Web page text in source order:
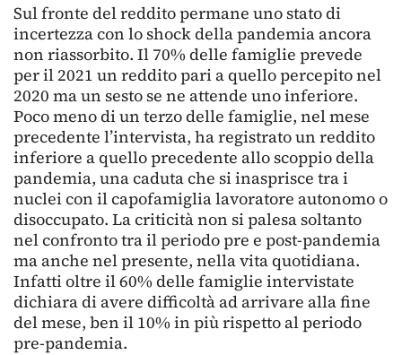
Sul fronte del reddito permane uno stato di
incertezza con lo shock della pandemia ancora
non riassorbito. Il 70% delle famiglie prevede
per il 2021 un reddito pari a quello percepito nel
2020 ma un sesto se ne attende uno inferiore.
Poco meno di un terzo delle famiglie, nel mese
precedente l’intervista, ha registrato un reddito
inferiore a quello precedente allo scoppio della
pandemia, una caduta che si inasprisce tra i
nuclei con il capofamiglia lavoratore autonomo o
disoccupato. La criticità non si palesa soltanto
nel confronto tra il periodo pre e post-pandemia
ma anche nel presente, nella vita quotidiana.
Infatti oltre il 60% delle famiglie intervistate
dichiara di avere difficoltà ad arrivare alla fine
del mese, ben il 10% in più rispetto al periodo
pre-pandemia.